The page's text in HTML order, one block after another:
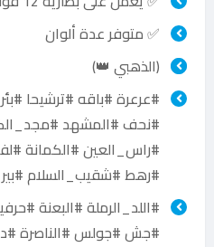
✅ متوفر عدة ألوان
(الذهبي 👑)
#عرعرة #باقه #ترشيحا
#نحف #المشهد
#راس_العين #الكمانة
#رهط #شقيب_السلام
#اللد_الرملة #البعنة
#جش #جولس #الناصرة